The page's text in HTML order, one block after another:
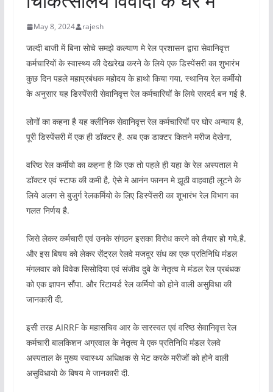
May 8, 2024 rajesh
जल्दी बाजी में बिना सोचे समझे कल्याण मे रेल प्रशासन द्वारा सेवानिवृत्त
कर्मचारियों के स्वास्थ्य की देखरेख करने के लिये एक डिस्पेंसरी का शुभारंभ
कुछ दिन पहले महाप्रबंधक महोदय के हाथो किया गया, स्थानिय रेल कर्मीयो
के अनुसार यह डिस्पेंसरी सेवानिवृत्त रेल कर्मचारियों के लिये सरदर्द बन गई है.
लोगों का कहना है यह क्लीनिक सेवानिवृत्त रेल कर्मचारियों पर घोर अन्याय है,
पूरी डिस्पेंसरी में एक ही डॉक्टर है. अब एक डाक्टर कितने मरीज देखेगा,
वरिष्ठ रेल कर्मीयो का कहना है कि एक तो पहले ही यहा के रेल अस्पताल मे
डॉक्टर एवं स्टाफ की कमी है, ऐसे मे आनंन फानन मे झूठी वाहवाही लूटने के
लिये अलग से बुजुर्ग रेलकर्मियो के लिए डिस्पेंसरी का शूभारंभ रेल विभाग का
गलत निर्णय है.
जिसे लेकर कर्मचारी एवं उनके संगठन इसका विरोध करने को तैयार हो गये,है.
और इस बिषय को लेकर सेंट्रल रेलवे मजदूर संध का एक प्रतिनिधि मंडल
मंगलवार को विवेक सिसोदिया एवं संजीव दुबे के नेतृत्व मे मंडल रेल प्रबंधक
को एक ज्ञापन सौंपा. और रिटायर्ड रेल कर्मियो को होने वाली असुविधा की
जानकारी दी,
इसी तरह AIRRF के महासचिव आर के सारस्वत एवं वरिष्ठ सेवानिवृत्त रेल
कर्मचारी बालकिशन अग्रवाल के नेतृत्व मे एक प्रतिनिधि मंडल रेलवे
अस्पताल के मुख्य स्वास्थ्य अधिक्षक से भेट करके मरीजों को होने वाली
असुविधायो के बिषय मे जानकारी दी.